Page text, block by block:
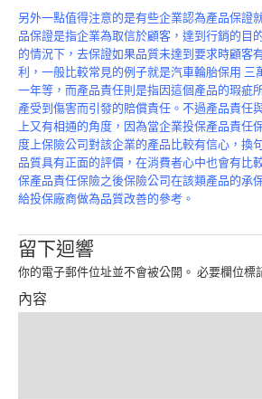
另外一點值得注意的是有些企業認為產品保證
品保證是指企業為取信於顧客，達到行銷的目
的情況下，去保證如果品質未達到要求時顧客
利，一般比較常見的例子就是汽車輪胎保用 三
一年等，而產品責任則是指因這個產品的瑕疵
產受到傷害而引發的賠償責任。不過產品責任
上又有相通的角度，因為當企業投保產品責任
度上保險公司對該企業的產品比較有信心，換
品質具有正面的評價，在消費者心中也會有比
保產品責任保險之後保險公司在該類產品的承
給投保廠商做為品質改善的參考。
留下迴響
你的電子郵件位址並不會被公開。 必要欄位標
內容